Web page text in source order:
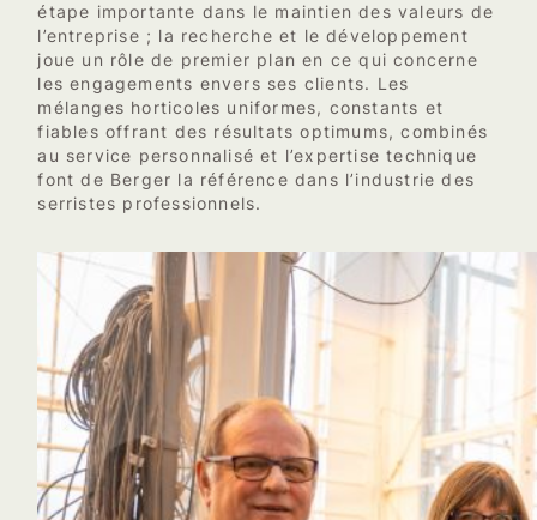
étape importante dans le maintien des valeurs de
l’entreprise ; la recherche et le développement
joue un rôle de premier plan en ce qui concerne
les engagements envers ses clients. Les
mélanges horticoles uniformes, constants et
fiables offrant des résultats optimums, combinés
au service personnalisé et l’expertise technique
font de Berger la référence dans l’industrie des
serristes professionnels.